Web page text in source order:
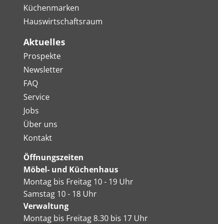
Küchenmarken
Hauswirtschaftsraum
Aktuelles
Prospekte
Newsletter
FAQ
Service
Jobs
Über uns
Kontakt
Öffnungszeiten
Möbel- und Küchenhaus
Montag bis Freitag 10 - 19 Uhr
Samstag 10 - 18 Uhr
Verwaltung
Montag bis Freitag 8.30 bis 17 Uhr